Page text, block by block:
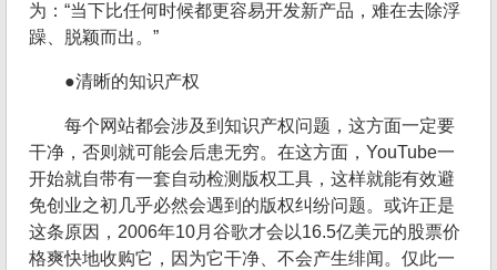
为：“当下比任何时候都更容易开发新产品，难在去除浮
躁、脱颖而出。”
●清晰的知识产权
每个网站都会涉及到知识产权问题，这方面一定要
干净，否则就可能会后患无穷。在这方面，YouTube一
开始就自带有一套自动检测版权工具，这样就能有效避
免创业之初几乎必然会遇到的版权纠纷问题。或许正是
这条原因，2006年10月谷歌才会以16.5亿美元的股票价
格爽快地收购它，因为它干净、不会产生绯闻。仅此一